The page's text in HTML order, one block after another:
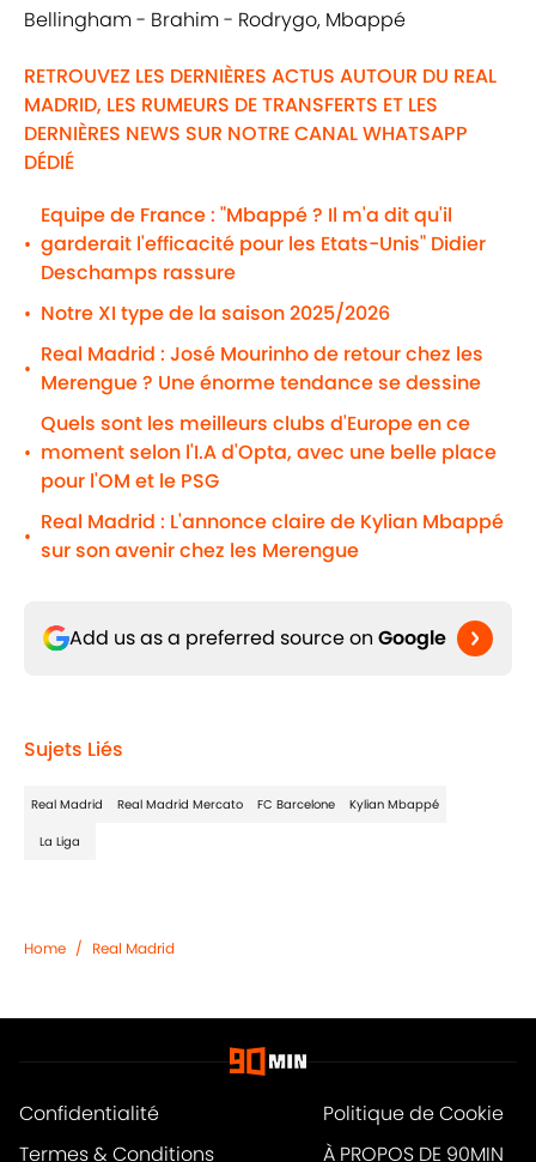
Bellingham - Brahim - Rodrygo, Mbappé
RETROUVEZ LES DERNIÈRES ACTUS AUTOUR DU REAL
MADRID, LES RUMEURS DE TRANSFERTS ET LES
DERNIÈRES NEWS SUR NOTRE CANAL WHATSAPP
DÉDIÉ
•
Equipe de France : "Mbappé ? Il m'a dit qu'il
garderait l'efficacité pour les Etats-Unis" Didier
Deschamps rassure
• Notre XI type de la saison 2025/2026
•
Real Madrid : José Mourinho de retour chez les
Merengue ? Une énorme tendance se dessine
•
Quels sont les meilleurs clubs d'Europe en ce
moment selon l'I.A d'Opta, avec une belle place
pour l'OM et le PSG
•
Real Madrid : L'annonce claire de Kylian Mbappé
sur son avenir chez les Merengue
Add us as a preferred source on Google
Sujets Liés
Real Madrid Real Madrid Mercato FC Barcelone Kylian Mbappé
La Liga
Home / Real Madrid
Confidentialité
Politique de Cookie
Termes & Conditions
À PROPOS DE 90MIN